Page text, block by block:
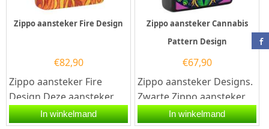
Zippo aansteker Fire Design
€82,90
Zippo aansteker Fire
Design Deze aansteker
heet een brass afwerking
In winkelmand
Zippo aansteker Cannabis
Pattern Design
€67,90
Zippo aansteker Designs.
Zwarte Zippo aansteker
met aan de voorzijde een
In winkelmand